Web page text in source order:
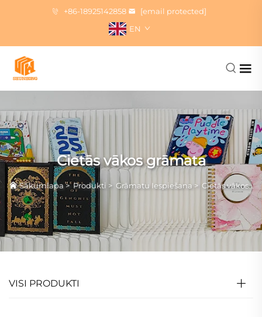
+86-18925142858
[email protected]
EN
Cietās vākos grāmata
Sākumlapa>Produkti > Grāmatu Iespiešana> Cietās vākos grāmata
VISI PRODUKTI